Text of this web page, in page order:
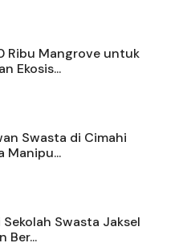
Ribu Mangrove untuk
Ekosis...
Swasta di Cimahi
Manipu...
Swasta Jaksel
Ber...